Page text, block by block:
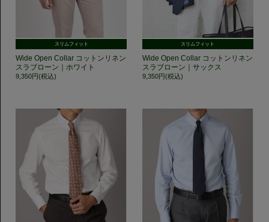
スリムフィット
Wide Open Collar コットンリネン
スラブローン｜ホワイト
9,350円(税込)
スリムフィット
Wide Open Collar コットンリネン
スラブローン｜サックス
9,350円(税込)